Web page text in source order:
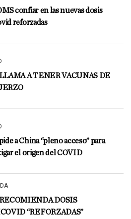
confiar en las nuevas dosis
reforzadas
A TENER VACUNAS DE
a China “pleno acceso” para
el origen del COVID
DOSIS
“REFORZADAS”